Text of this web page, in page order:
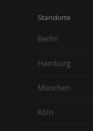
Standorte
Berlin
Hamburg
München
Köln